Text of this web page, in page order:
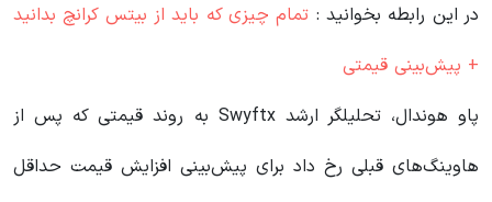
در این رابطه بخوانید‌ : تمام چیزی که باید از بیتس کرانچ بدانید
+ پیش‌بینی قیمتی
پاو هوندال، تحلیلگر ارشد Swyftx به روند قیمتی که پس از
هاوینگ‌های قبلی رخ داد برای پیش‌بینی افزایش قیمت حداقل